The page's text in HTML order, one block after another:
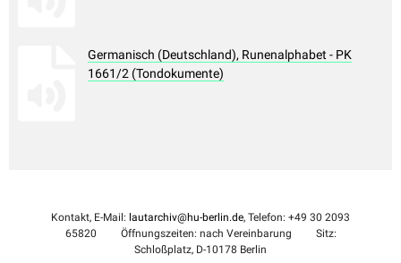
Germanisch (Deutschland), Runenalphabet - PK
1661/2 (Tondokumente)
Kontakt, E-Mail: lautarchiv@hu-berlin.de, Telefon: +49 30 2093
65820
Öffnungszeiten: nach Vereinbarung
Sitz:
Schloßplatz, D-10178 Berlin